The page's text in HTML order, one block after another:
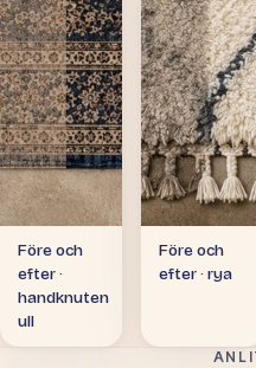
Före och
efter ·
handknuten
ull
Före och
efter · rya